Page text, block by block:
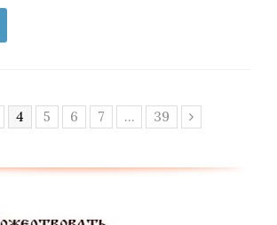
Page
4 Page
5 Page
6 Page
7 … Page
39 Следующий